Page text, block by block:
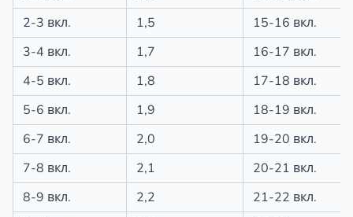
2-3 вкл.
1,5
15-16 вкл.
3-4 вкл.
1,7
16-17 вкл.
4-5 вкл.
1,8
17-18 вкл.
5-6 вкл.
1,9
18-19 вкл.
6-7 вкл.
2,0
19-20 вкл.
7-8 вкл.
2,1
20-21 вкл.
8-9 вкл.
2,2
21-22 вкл.